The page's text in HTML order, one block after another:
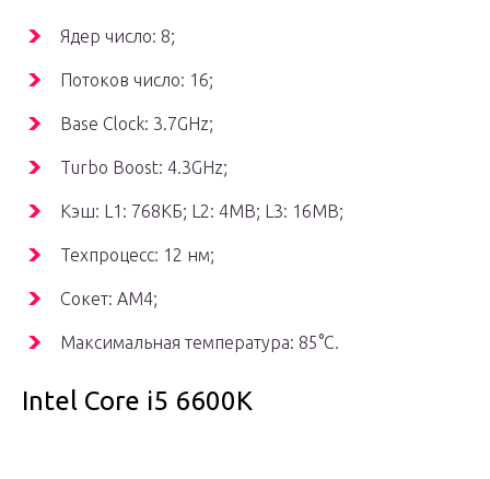
Ядер число: 8;
Потоков число: 16;
Base Clock: 3.7GHz;
Turbo Boost: 4.3GHz;
Кэш: L1: 768КБ; L2: 4MB; L3: 16MB;
Техпроцесс: 12 нм;
Сокет: AM4;
Максимальная температура: 85°C.
Intel Core i5 6600K